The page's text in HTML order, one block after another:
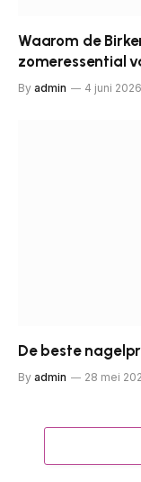
Waarom de
zomeressential
By admin 4 juni 2026
De beste
By admin 28 mei